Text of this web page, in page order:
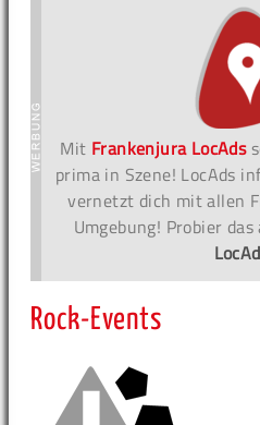
Mit Frankenjura LocAds
prima in Szene! LocAds
vernetzt dich mit allen
Umgebung! Probier
Rock-Events